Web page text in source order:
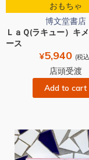
おもちゃ
博文堂書店
ＬａＱ(ラキュー）キ
ース
¥5,940 (税
店頭受渡
Add to cart